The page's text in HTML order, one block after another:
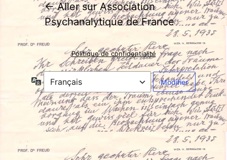
← Aller sur Association
Psychanalytique de France
Politique de confidentialité
Langue